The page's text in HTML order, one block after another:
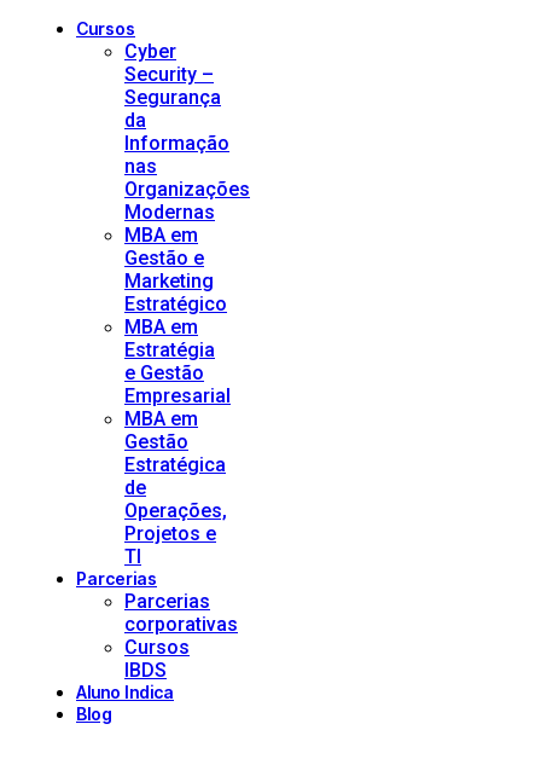
Cursos
Cyber
Security –
Segurança
da
Informação
nas
Organizações
Modernas
MBA em
Gestão e
Marketing
Estratégico
MBA em
Estratégia
e Gestão
Empresarial
MBA em
Gestão
Estratégica
de
Operações,
Projetos e
TI
Parcerias
Parcerias
corporativas
Cursos
IBDS
Aluno Indica
Blog